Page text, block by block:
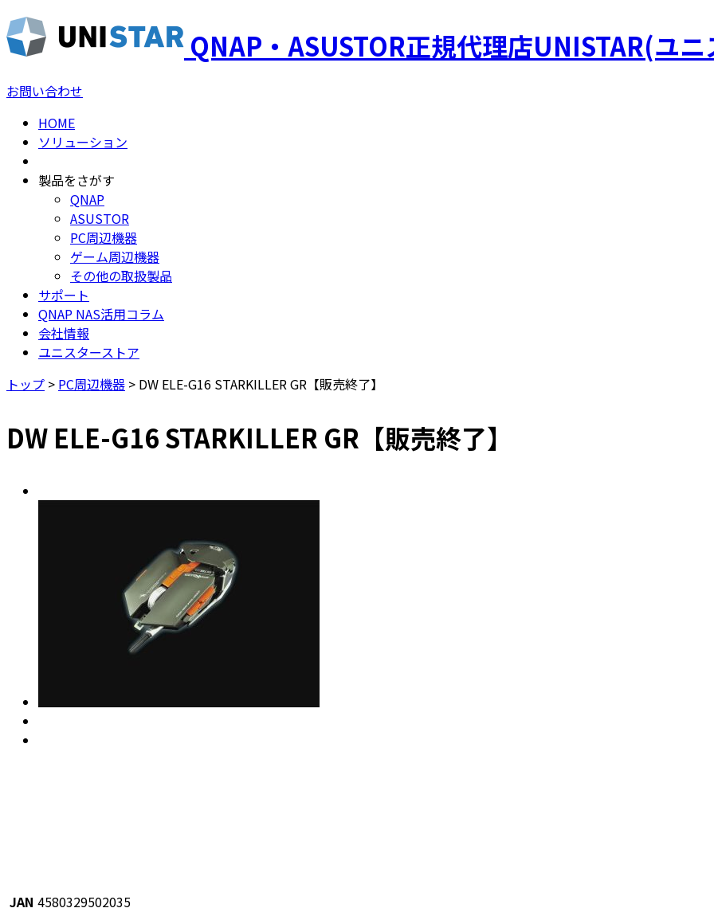
QNAP・ASUSTOR正規代理店UNISTAR(ユ
お問い合わせ
HOME
ソリューション
製品をさがす
QNAP
ASUSTOR
PC周辺機器
ゲーム周辺機器
その他の取扱製品
サポート
QNAP NAS活用コラム
会社情報
ユニスターストア
トップ > PC周辺機器 > DW ELE-G16 STARKILLER GR【販売終了】
DW ELE-G16 STARKILLER GR【販売終了】
JAN 4580329502035